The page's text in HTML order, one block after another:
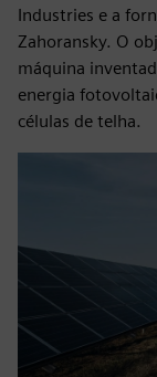
Industries e a
Zahoransky. O
máquina
energia
células de telha.